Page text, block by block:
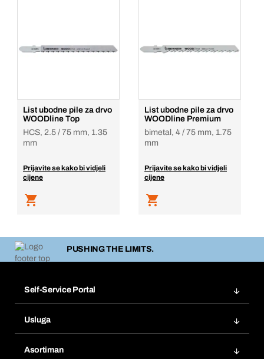
List ubodne pile za drvo
WOODline Top
HCS, 2.5 / 75 mm, 1.35
mm
Prijavite se kako bi vidjeli
cijene
List ubodne pile za drvo
WOODline Premium
bimetal, 4 / 75 mm, 1.75
mm
Prijavite se kako bi vidjeli
cijene
PUSHING THE LIMITS.
Self-Service Portal
Popisi želja
Usluga
Asortiman